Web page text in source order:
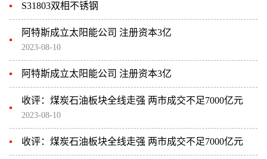
S31803双相不锈钢
阿特斯成立太阳能公司 注册资本3亿
2023-08-10
阿特斯成立太阳能公司 注册资本3亿
收评：煤炭石油板块全线走强 两市成交不足7000亿元
2023-08-10
收评：煤炭石油板块全线走强 两市成交不足7000亿元